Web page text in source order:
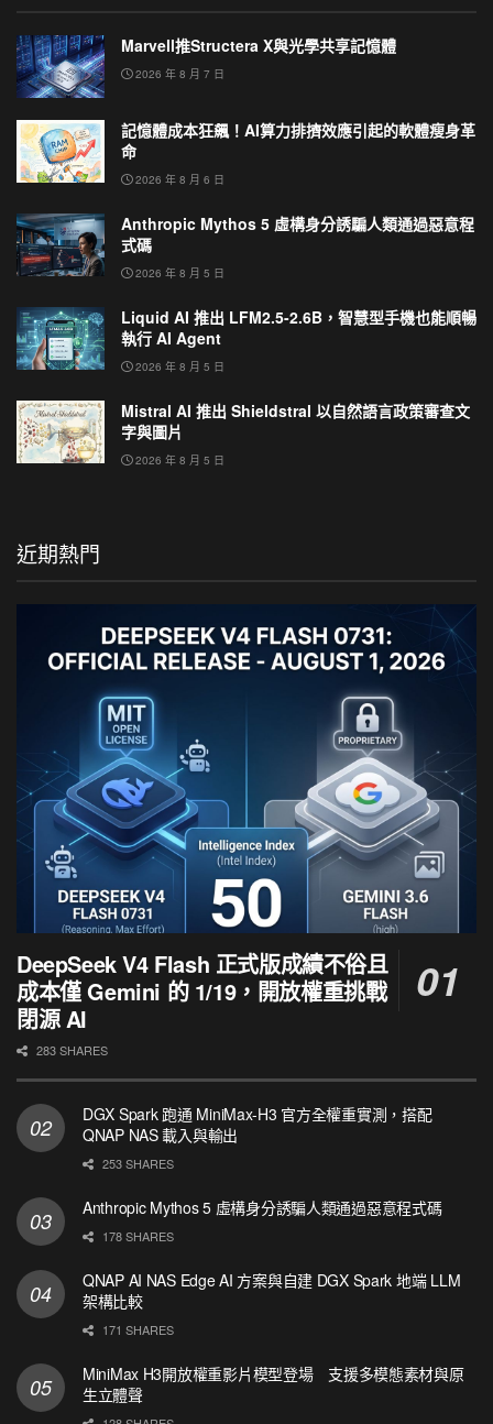
Marvell推Structera X與光學共享記憶體
2026 年 8 月 7 日
記憶體成本狂飆！AI算力排擠效應引起的軟體瘦身革
命
2026 年 8 月 6 日
Anthropic Mythos 5 虛構身分誘騙人類通過惡意程
式碼
2026 年 8 月 5 日
Liquid AI 推出 LFM2.5-2.6B，智慧型手機也能順暢
執行 AI Agent
2026 年 8 月 5 日
Mistral AI 推出 Shieldstral 以自然語言政策審查文
字與圖片
2026 年 8 月 5 日
近期熱門
DeepSeek V4 Flash 正式版成績不俗且
成本僅 Gemini 的 1/19，開放權重挑戰
閉源 AI
283 SHARES
DGX Spark 跑通 MiniMax-H3 官方全權重實測，搭配
QNAP NAS 載入與輸出
253 SHARES
Anthropic Mythos 5 虛構身分誘騙人類通過惡意程式碼
178 SHARES
QNAP AI NAS Edge AI 方案與自建 DGX Spark 地端 LLM
架構比較
171 SHARES
MiniMax H3開放權重影片模型登場 支援多模態素材與原
生立體聲